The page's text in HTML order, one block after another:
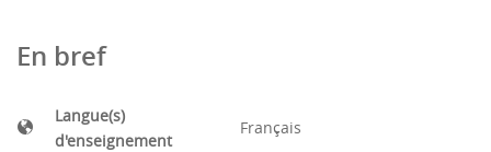
En bref
Langue(s)
d'enseignement
Français